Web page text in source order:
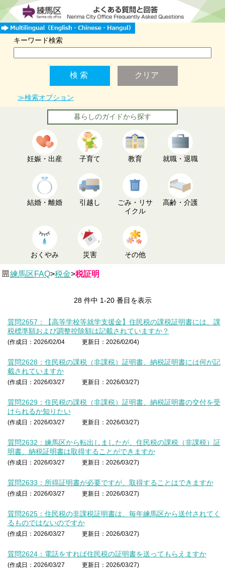
キーワード検索
≫検索オプション
暮らしのガイドから探す
妊娠・出産 子育て 教育 就職・退職
結婚・離婚 引越し
ごみ・リサ
イクル
高齢・介護
おくやみ 災害 その他
練馬区FAQ>税金>税証明
28 件中 1-20 番目を表示
質問2657：【高等学校等就学支援金】住民税の課税証明書には、課
税標準額および調整控除額は記載されていますか？
(作成日：2026/02/04 更新日：2026/02/04)
質問2628：住民税の課税（非課税）証明書、納税証明書には何が記
載されていますか
(作成日：2026/03/27 更新日：2026/03/27)
質問2629：住民税の課税（非課税）証明書、納税証明書の交付を受
けられるか知りたい
(作成日：2026/03/27 更新日：2026/03/27)
質問2632：練馬区から転出しましたが、住民税の課税（非課税）証
明書、納税証明書は取得することができますか
(作成日：2026/03/27 更新日：2026/03/27)
質問2633：所得証明書が必要ですが、取得することはできますか
(作成日：2026/03/27 更新日：2026/03/27)
質問2625：住民税の非課税証明書は、毎年練馬区から送付されてく
るものではないのですか
(作成日：2026/03/27 更新日：2026/03/27)
質問2624：電話をすれば住民税の証明書を送ってもらえますか
(作成日：2026/03/27 更新日：2026/03/27)